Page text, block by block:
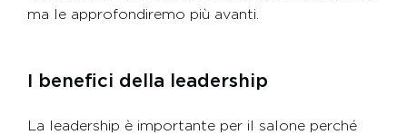
ma le approfondiremo più avanti.
I benefici della leadership
La leadership è importante per il salone perché